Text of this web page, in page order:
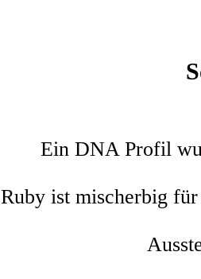
Ein DNA Profil
Ruby ist mischerbig